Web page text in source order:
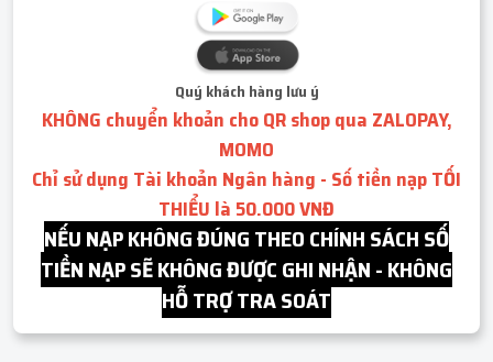
Quý khách hàng lưu ý
KHÔNG chuyển khoản cho QR shop qua ZALOPAY,
MOMO
Chỉ sử dụng Tài khoản Ngân hàng - Số tiền nạp TỐI
THIỂU là 50.000 VNĐ
NẾU NẠP KHÔNG ĐÚNG THEO CHÍNH SÁCH SỐ
TIỀN NẠP SẼ KHÔNG ĐƯỢC GHI NHẬN - KHÔNG
HỖ TRỢ TRA SOÁT